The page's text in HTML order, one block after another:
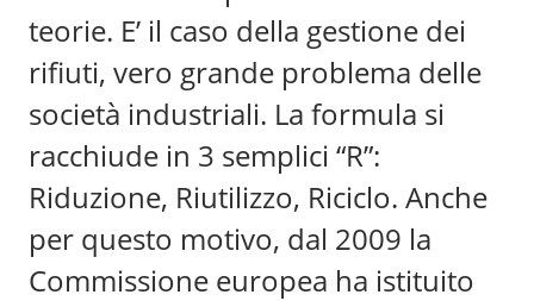
teorie. E’ il caso della gestione dei
rifiuti, vero grande problema delle
società industriali. La formula si
racchiude in 3 semplici “R”:
Riduzione, Riutilizzo, Riciclo. Anche
per questo motivo, dal 2009 la
Commissione europea ha istituito